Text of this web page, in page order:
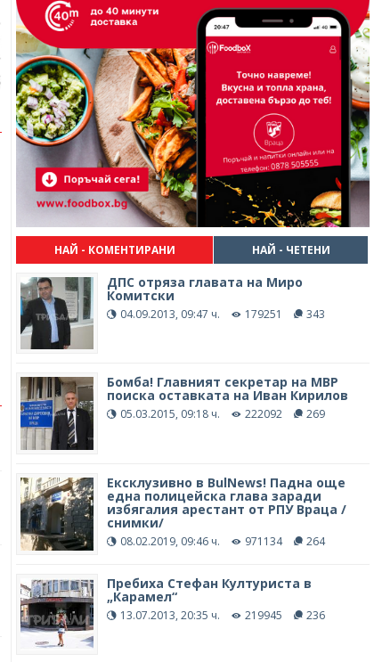
НАЙ - КОМЕНТИРАНИ НАЙ - ЧЕТЕНИ
ДПС отряза главата на Миро
Комитски
04.09.2013, 09:47 ч. 179251 343
Бомба! Главният секретар на МВР
поиска оставката на Иван Кирилов
05.03.2015, 09:18 ч. 222092 269
Ексклузивно в BulNews! Падна още
една полицейска глава заради
избягалия арестант от РПУ Враца /
снимки/
08.02.2019, 09:46 ч. 971134 264
Пребиха Стефан Културиста в
„Карамел“
13.07.2013, 20:35 ч. 219945 236